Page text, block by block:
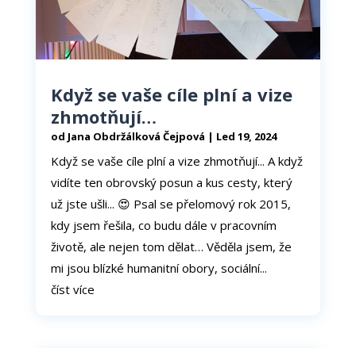
Když se vaše cíle plní a vize
zhmotňují…
od Jana Obdržálková Čejpová | Led 19, 2024
Když se vaše cíle plní a vize zhmotňují... A když
vidíte ten obrovský posun a kus cesty, který
už jste ušli... 😍 Psal se přelomový rok 2015,
kdy jsem řešila, co budu dále v pracovním
životě, ale nejen tom dělat… Věděla jsem, že
mi jsou blízké humanitní obory, sociální...
číst více
webové
používají.
Uživatelská
zkušenost
Aby naše
webové
fungovaly
při vaší
návštěvě co
Pokud tyto
cookies
některé
funkce z